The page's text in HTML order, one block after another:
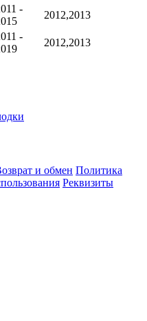
-
2012,2013
-
2012,2013
и обмен Политика
Реквизиты